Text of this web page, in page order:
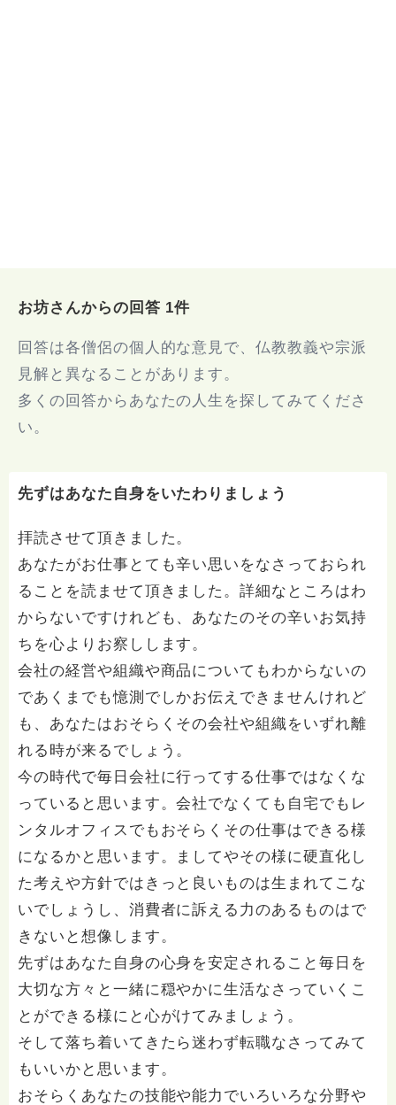
お坊さんからの回答 1件
回答は各僧侶の個人的な意見で、仏教教義や宗派
見解と異なることがあります。
多くの回答からあなたの人生を探してみてくださ
い。
先ずはあなた自身をいたわりましょう
拝読させて頂きました。
あなたがお仕事とても辛い思いをなさっておられ
ることを読ませて頂きました。詳細なところはわ
からないですけれども、あなたのその辛いお気持
ちを心よりお察しします。
会社の経営や組織や商品についてもわからないの
であくまでも憶測でしかお伝えできませんけれど
も、あなたはおそらくその会社や組織をいずれ離
れる時が来るでしょう。
今の時代で毎日会社に行ってする仕事ではなくな
っていると思います。会社でなくても自宅でもレ
ンタルオフィスでもおそらくその仕事はできる様
になるかと思います。ましてやその様に硬直化し
た考えや方針ではきっと良いものは生まれてこな
いでしょうし、消費者に訴える力のあるものはで
きないと想像します。
先ずはあなた自身の心身を安定されること毎日を
大切な方々と一緒に穏やかに生活なさっていくこ
とができる様にと心がけてみましょう。
そして落ち着いてきたら迷わず転職なさってみて
もいいかと思います。
おそらくあなたの技能や能力でいろいろな分野や